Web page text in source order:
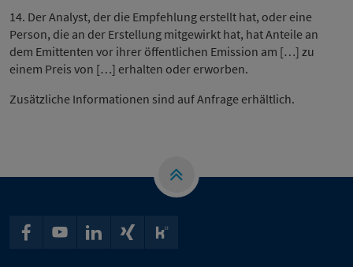
14. Der Analyst, der die Empfehlung erstellt hat, oder eine
Person, die an der Erstellung mitgewirkt hat, hat Anteile an
dem Emittenten vor ihrer öffentlichen Emission am […] zu
einem Preis von […] erhalten oder erworben.
Zusätzliche Informationen sind auf Anfrage erhältlich.